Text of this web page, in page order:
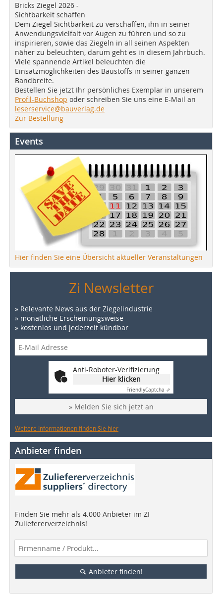
Bricks Ziegel 2026 -
Sichtbarkeit schaffen
Dem Ziegel Sichtbarkeit zu verschaffen, ihn in seiner
Anwendungsvielfalt vor Augen zu führen und so zu
inspirieren, sowie das Ziegeln in all seinen Aspekten
näher zu beleuchten, darum geht es in diesem Jahrbuch.
Viele spannende Artikel beleuchten die
Einsatzmöglichkeiten des Baustoffs in seiner ganzen
Bandbreite.
Bestellen Sie jetzt Ihr persönliches Exemplar in unserem
Profil-Buchshop oder schreiben Sie uns eine E-Mail an
leserservice@bauverlag.de
Zur Bestellung
Events
Hier finden Sie eine Übersicht aktueller Veranstaltungen
Zi Newsletter
» Relevante News aus der Ziegelindustrie
» monatliche Erscheinungsweise
» kostenlos und jederzeit kündbar
Anti-Roboter-Verifizierung
Hier klicken
FriendlyCaptcha ⇗
» Melden Sie sich jetzt an
Weitere Informationen finden Sie hier
Anbieter finden
Finden Sie mehr als 4.000 Anbieter im ZI
Zuliefererverzeichnis!
Anbieter finden!